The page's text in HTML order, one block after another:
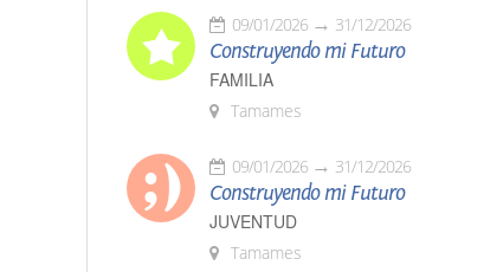
09/01/2026 31/12/2026
Construyendo mi Futuro
FAMILIA
Tamames
09/01/2026 31/12/2026
Construyendo mi Futuro
JUVENTUD
Tamames